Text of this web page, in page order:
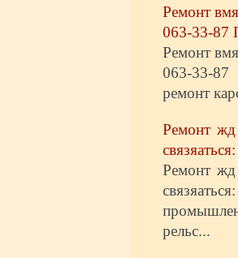
Ремонт
063-33-87
Ремонт
063-33-87
ремонт
Ремонт
Ремонт
рельс...